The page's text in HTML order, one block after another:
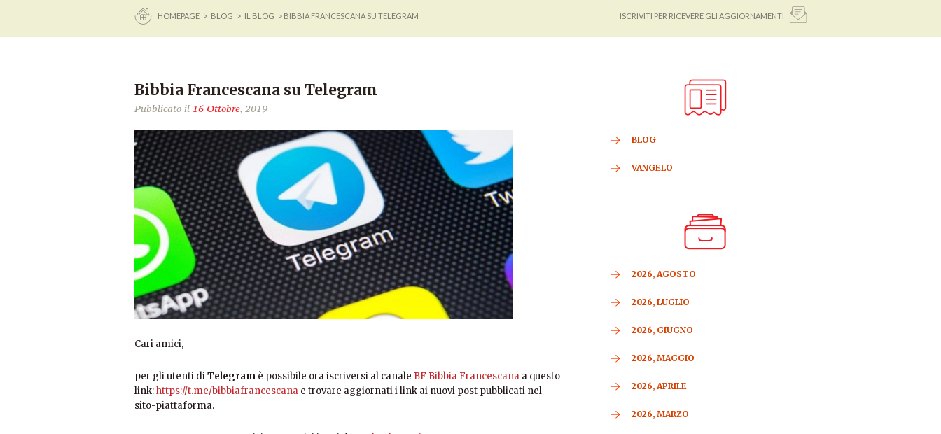
HOMEPAGE > BLOG > IL BLOG > BIBBIA FRANCESCANA SU TELEGRAM ISCRIVITI PER RICEVERE GLI AGGIORNAMENTI
Bibbia Francescana su Telegram
Pubblicato il 16 Ottobre, 2019
Cari amici,
per gli utenti diTelegram è possibile ora iscriversi al canale BF Bibbia Francescana a questo
link:https://t.me/bibbiafrancescana e trovare aggiornati i link ai nuovi post pubblicati nel
sito-piattaforma.
BLOG
VANGELO
2026, AGOSTO
2026, LUGLIO
2026, GIUGNO
2026, MAGGIO
2026, APRILE
2026, MARZO